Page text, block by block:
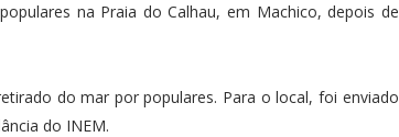
na Praia do Calhau, em Machico, depois de
do mar por populares. Para o local, foi enviado
do INEM.